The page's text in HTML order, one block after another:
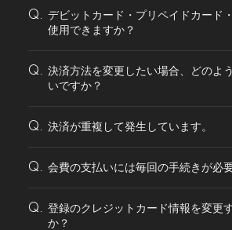
Q. デビットカード・プリペイドカード
使用できますか？
Q. 決済方法を変更したい場合、どのよ
いですか？
Q. 決済が重複して発生しています。
Q. 会費の支払いには毎回の手続きが必
Q. 登録のクレジットカード情報を変更
か？